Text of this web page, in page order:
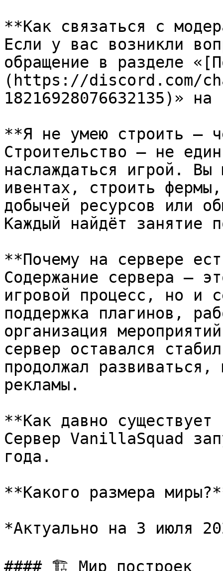
**Как связаться с
Если у вас возникли
обращение в разделе
(https://discord.com/
18216928076632135)»
**Я не умею строить —
Строительство — не
наслаждаться игрой. Вы
ивентах, строить
добычей ресурсов или
Каждый найдёт занятие
**Почему на сервере
Содержание сервера —
игровой процесс, но и
поддержка плагинов,
организация
сервер оставался
продолжал
рекламы.
**Как давно
Сервер VanillaSquad
года.
**Какого размера
*Актуально на 3 июля
#### 🏗️ Мир построек